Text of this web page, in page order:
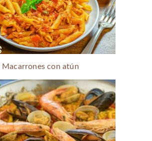
Macarrones con atún